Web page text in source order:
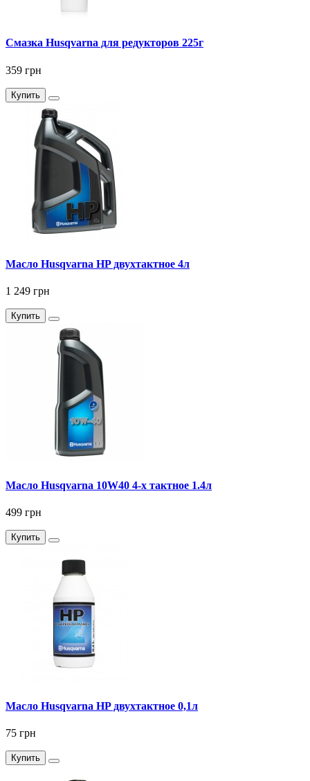
Смазка Husqvarna для редукторов 225г
359 грн
Купить
Масло Husqvarna HP двухтактное 4л
1 249 грн
Купить
Масло Husqvarna 10W40 4-х тактное 1.4л
499 грн
Купить
Масло Husqvarna HP двухтактное 0,1л
75 грн
Купить